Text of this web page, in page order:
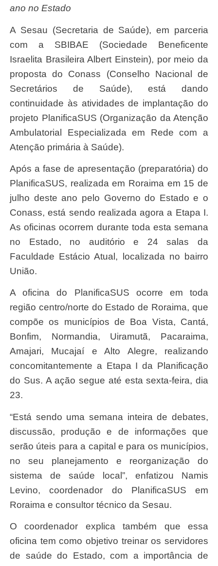
ano no Estado
A Sesau (Secretaria de Saúde), em parceria
com a SBIBAE (Sociedade Beneficente
Israelita Brasileira Albert Einstein), por meio da
proposta do Conass (Conselho Nacional de
Secretários de Saúde), está dando
continuidade às atividades de implantação do
projeto PlanificaSUS (Organização da Atenção
Ambulatorial Especializada em Rede com a
Atenção primária à Saúde).
Após a fase de apresentação (preparatória) do
PlanificaSUS, realizada em Roraima em 15 de
julho deste ano pelo Governo do Estado e o
Conass, está sendo realizada agora a Etapa I.
As oficinas ocorrem durante toda esta semana
no Estado, no auditório e 24 salas da
Faculdade Estácio Atual, localizada no bairro
União.
A oficina do PlanificaSUS ocorre em toda
região centro/norte do Estado de Roraima, que
compõe os municípios de Boa Vista, Cantá,
Bonfim, Normandia, Uiramutã, Pacaraima,
Amajari, Mucajaí e Alto Alegre, realizando
concomitantemente a Etapa I da Planificação
do Sus. A ação segue até esta sexta-feira, dia
23.
“Está sendo uma semana inteira de debates,
discussão, produção e de informações que
serão úteis para a capital e para os municípios,
no seu planejamento e reorganização do
sistema de saúde local”, enfatizou Namis
Levino, coordenador do PlanificaSUS em
Roraima e consultor técnico da Sesau.
O coordenador explica também que essa
oficina tem como objetivo treinar os servidores
de saúde do Estado, com a importância de